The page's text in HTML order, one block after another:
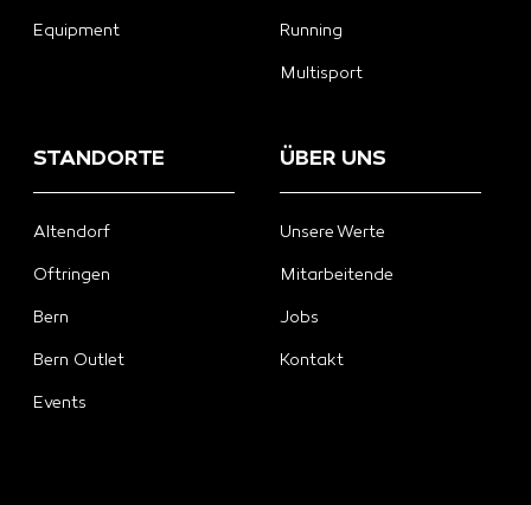
Equipment Running
Multisport
STANDORTE
Altendorf
Oftringen
Bern
Bern Outlet
Events
ÜBER UNS
Unsere Werte
Mitarbeitende
Jobs
Kontakt